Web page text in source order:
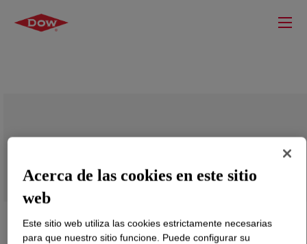
PRIMAL™ E-1796LP Emulsion
Acerca de las cookies en este sitio
web
Este sitio web utiliza las cookies estrictamente necesarias
para que nuestro sitio funcione. Puede configurar su